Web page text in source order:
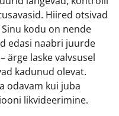
Hiired otsivad
kodu on nende
edasi naabri juurde
ärge laske valvsusel
kadunud olevat.
odavam kui juba
likvideerimine.